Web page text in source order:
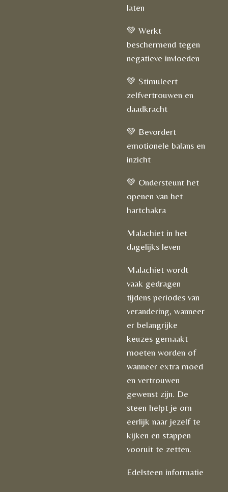
laten
💚 Werkt
beschermend tegen
negatieve invloeden
💚 Stimuleert
zelfvertrouwen en
daadkracht
💚 Bevordert
emotionele balans en
inzicht
💚 Ondersteunt het
openen van het
hartchakra
Malachiet in het
dagelijks leven
Malachiet wordt
vaak gedragen
tijdens periodes van
verandering, wanneer
er belangrijke
keuzes gemaakt
moeten worden of
wanneer extra moed
en vertrouwen
gewenst zijn. De
steen helpt je om
eerlijk naar jezelf te
kijken en stappen
vooruit te zetten.
Edelsteen informatie